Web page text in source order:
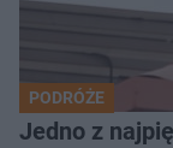
PODRÓŻE
Jedno z